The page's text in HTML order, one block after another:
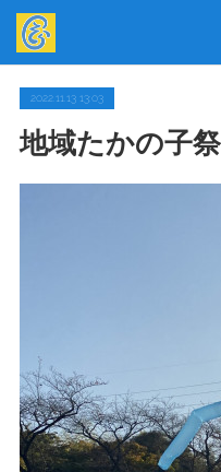
2022.11.13 13:03
地域たかの子